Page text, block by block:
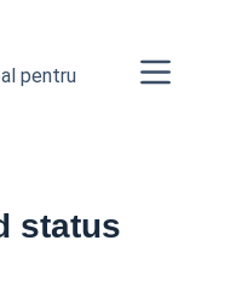
pentru
status